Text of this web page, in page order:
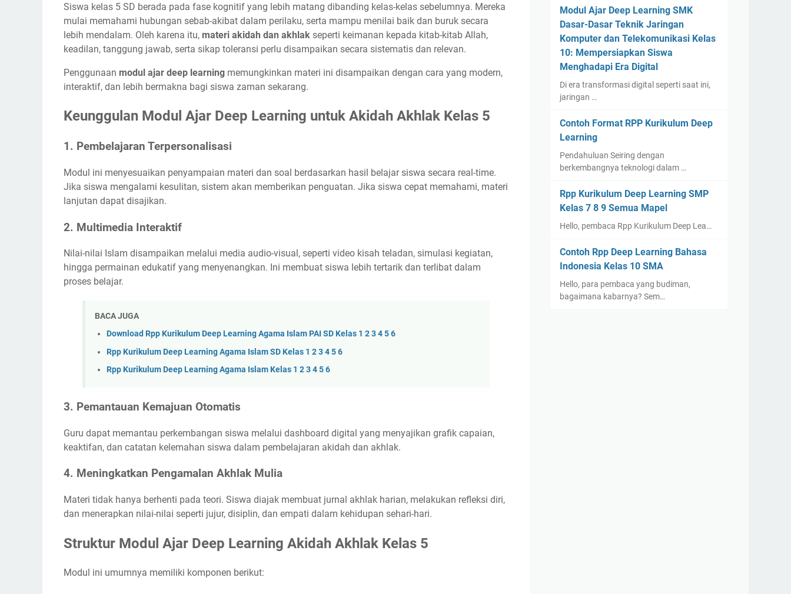
Siswa kelas 5 SD berada pada fase kognitif yang lebih matang dibanding kelas-kelas sebelumnya. Mereka
mulai memahami hubungan sebab-akibat dalam perilaku, serta mampu menilai baik dan buruk secara
lebih mendalam. Oleh karena itu, materi akidah dan akhlak seperti keimanan kepada kitab-kitab Allah,
keadilan, tanggung jawab, serta sikap toleransi perlu disampaikan secara sistematis dan relevan.
Penggunaan modul ajar deep learning memungkinkan materi ini disampaikan dengan cara yang modern,
interaktif, dan lebih bermakna bagi siswa zaman sekarang.
Keunggulan Modul Ajar Deep Learning untuk Akidah Akhlak Kelas 5
1. Pembelajaran Terpersonalisasi
Modul ini menyesuaikan penyampaian materi dan soal berdasarkan hasil belajar siswa secara real-time.
Jika siswa mengalami kesulitan, sistem akan memberikan penguatan. Jika siswa cepat memahami, materi
lanjutan dapat disajikan.
2. Multimedia Interaktif
Nilai-nilai Islam disampaikan melalui media audio-visual, seperti video kisah teladan, simulasi kegiatan,
hingga permainan edukatif yang menyenangkan. Ini membuat siswa lebih tertarik dan terlibat dalam
proses belajar.
BACA JUGA
Download Rpp Kurikulum Deep Learning Agama Islam PAI SD Kelas 1 2 3 4 5 6
Rpp Kurikulum Deep Learning Agama Islam SD Kelas 1 2 3 4 5 6
Rpp Kurikulum Deep Learning Agama Islam Kelas 1 2 3 4 5 6
3. Pemantauan Kemajuan Otomatis
Guru dapat memantau perkembangan siswa melalui dashboard digital yang menyajikan grafik capaian,
keaktifan, dan catatan kelemahan siswa dalam pembelajaran akidah dan akhlak.
4. Meningkatkan Pengamalan Akhlak Mulia
Materi tidak hanya berhenti pada teori. Siswa diajak membuat jurnal akhlak harian, melakukan refleksi diri,
dan menerapkan nilai-nilai seperti jujur, disiplin, dan empati dalam kehidupan sehari-hari.
Struktur Modul Ajar Deep Learning Akidah Akhlak Kelas 5
Modul ini umumnya memiliki komponen berikut:
Modul Ajar Deep Learning SMK
Dasar-Dasar Teknik Jaringan
Komputer dan Telekomunikasi Kelas
10: Mempersiapkan Siswa
Menghadapi Era Digital
Di era transformasi digital seperti saat ini,
jaringan …
Contoh Format RPP Kurikulum Deep
Learning
Pendahuluan Seiring dengan
berkembangnya teknologi dalam …
Rpp Kurikulum Deep Learning SMP
Kelas 7 8 9 Semua Mapel
Hello, pembaca Rpp Kurikulum Deep Lea…
Contoh Rpp Deep Learning Bahasa
Indonesia Kelas 10 SMA
Hello, para pembaca yang budiman,
bagaimana kabarnya? Sem…